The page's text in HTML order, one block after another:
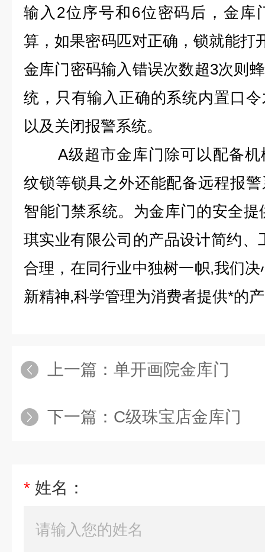
输入 2位序号和6位密码后，金库
算，如果密码匹对正确，锁就能打
金库门密码输入错误次数超3次则
统，只有输入正确的系统内置口
以及关闭报警系统。
A级超市金库门除可以配备
纹锁等锁具之外还能配备远程报
智能门禁系统。为金库门的安全
琪实业有限公司的产品设计简约、
合理，在同行业中独树一帜,我们决
新精神,科学管理为消费者提供*的
上一篇： 单开画院金库门
下一篇： C级珠宝店金库门
* 姓名：